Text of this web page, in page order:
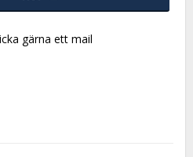
gärna ett mail